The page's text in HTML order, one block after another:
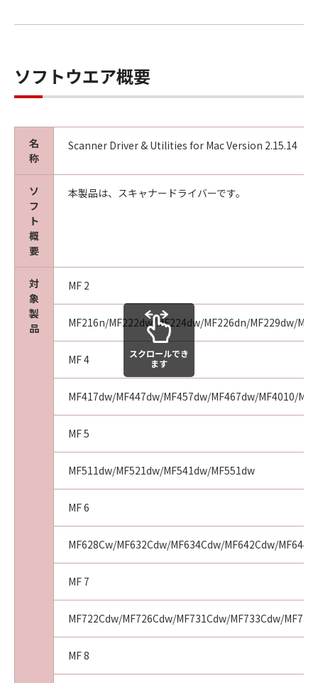
複製することができます。お客様は、「コンテ
「コンテンツデータ」を媒体に印刷し、印刷さ
れたそれらのもの（以下、「印刷物」といいま
めに使用し、使用させ、複製し、複製させ、頒
布することができます。お客様は、「印刷物」
を商業的目的のために使用し、使用させ、複製
し、複製させ、頒布することはできません。キ
ヤノンは、お客様による「印刷物」の使用およ
に基づくお客様による「印刷物」の使用および
利用もしくはこれらに関連して生じるお客様と
第三者との間の紛争または訴訟につき一切責任
を負わないものとします。
(2)
お客様は、バックアップの目的で「許諾ソフト
ウェア」を合理的な範囲において複製すること
ができます。但し、お客様は、かかるバックア
ップコピーに「許諾ソフトウェア」に含まれて
うものとします。
本契約に明示的に定める場合を除き、お客様
は、「許諾ソフトウェア」の全部または一部を
修正、改変、リバース・エンジニアリング、逆
コンパイル、逆アセンブルまたは他のプログラ
ミング言語へ変換することはできません。ま
た、第三者にこのような行為をさせてはなりま
せん。
は、「許諾ソフトウェア」を再使用許諾、譲
ること、または複製もしくは翻訳することはで
きません。また、第三者にこのような行為をさ
せてはなりません。
ソフトウエア概要
名
称
Scanner Driver & Utilities for Mac Version 2.15.14（
ソ
フ
ト
概
要
本製品は、スキャナードライバーです。
対
象
製
品
MF 2
MF216n/MF222dw/MF224dw/MF226dn/MF229dw/
MF 4
MF417dw/MF447dw/MF457dw/MF467dw/MF4010/
MF 5
MF511dw/MF521dw/MF541dw/MF551dw
MF 6
MF628Cw/MF632Cdw/MF634Cdw/MF642Cdw/
MF 7
MF722Cdw/MF726Cdw/MF731Cdw/MF733Cdw/
MF 8
スクロールでき
ます